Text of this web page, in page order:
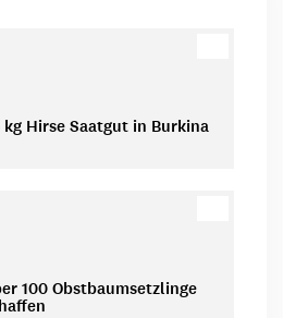
Hirse Saatgut in Burkina
100 Obstbaumsetzlinge